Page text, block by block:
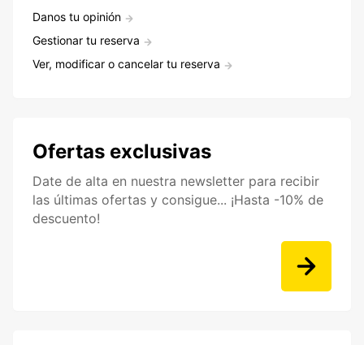
Danos tu opinión
Gestionar tu reserva
Ver, modificar o cancelar tu reserva
Ofertas exclusivas
Date de alta en nuestra newsletter para recibir
las últimas ofertas y consigue... ¡Hasta -10% de
descuento!